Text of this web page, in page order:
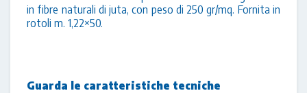
(61
mq)
quantità
in fibre naturali di juta, con peso di 250 gr/mq. Fornita in
rotoli m. 1,22×50.
Guarda le caratteristiche tecniche